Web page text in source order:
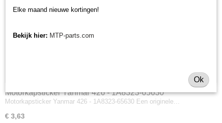
Motorkapsticker Yanmar 426 - 1A8323-65630
Motorkapsticker Yanmar 426 - 1A8323-65630 Een originele…
€ 3,63
Elke maand nieuwe kortingen!
Bekijk hier: MTP-parts.com
Ok